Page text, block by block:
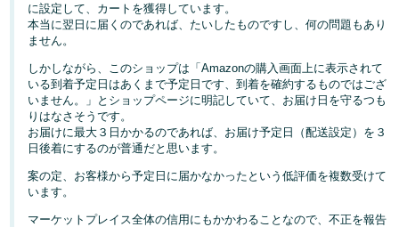
Deutsch
- DE
Español
- ES
Français
- FR
Italiano
- IT
に設定して、カートを獲得しています。
本当に翌日に届くのであれば、たいしたものですし、何の問題もあり
ません。
しかしながら、このショップは「Amazonの購入画面上に表示されて
いる到着予定日はあくまで予定日です、到着を確約するものではござ
いません。」とショップページに明記していて、お届け日を守るつも
りはなさそうです。
お届けに最大３日かかるのであれば、お届け予定日（配送設定）を３
日後着にするのが普通だと思います。
案の定、お客様から予定日に届かなかったという低評価を複数受けて
います。
マーケットプレイス全体の信用にもかかわることなので、不正を報告